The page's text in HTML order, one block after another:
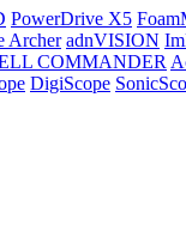
PowerDrive X5
Archer adnVISION
COMMANDER
DigiScope